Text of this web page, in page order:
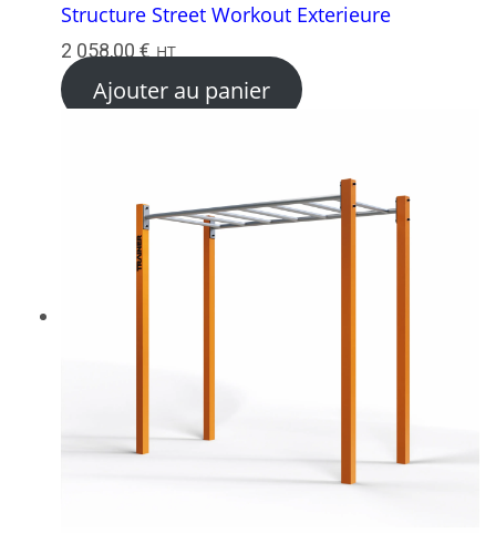
Structure Street Workout Exterieure
2 058,00€ HT
Ajouter au panier